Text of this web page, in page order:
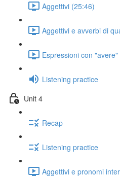
Aggettivi (25:46)
Aggettivi e avverbi di
Espressioni con
Listening practice
Unit 4
Recap
Listening practice
Aggettivi e pronomi